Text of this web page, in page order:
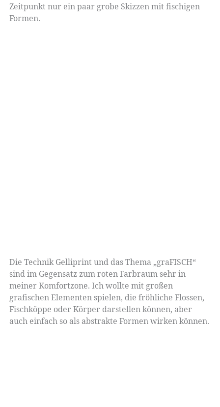
Zeitpunkt nur ein paar grobe Skizzen mit fischigen
Formen.
Die Technik Gelliprint und das Thema „graFISCH“
sind im Gegensatz zum roten Farbraum sehr in
meiner Komfortzone. Ich wollte mit großen
grafischen Elementen spielen, die fröhliche Flossen,
Fischköppe oder Körper darstellen können, aber
auch einfach so als abstrakte Formen wirken können.